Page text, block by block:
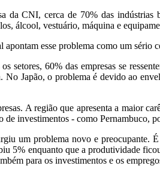
CNI, cerca de 70% das indústrias
álcool, vestuário, máquina e
esse problema como um sério
setores, 60% das empresas se
Japão, o problema é devido ao
A região que apresenta a maior
investimentos - como Pernambuco,
um problema novo e preocupante.
5% enquanto que a produtividade
para os investimentos e os